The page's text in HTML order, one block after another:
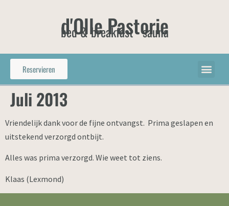
d'Olle Pastorie
bed & breakfast - sauna
Reservieren
Juli 2013
Vriendelijk dank voor de fijne ontvangst. Prima geslapen en
uitstekend verzorgd ontbijt.
Alles was prima verzorgd. Wie weet tot ziens.
Klaas (Lexmond)